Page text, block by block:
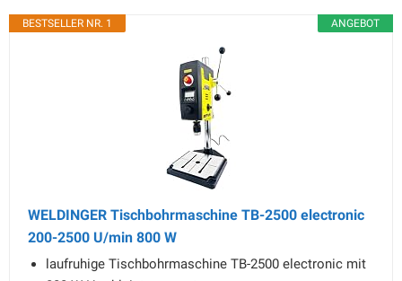
ANGEBOT
BESTSELLER NR. 1
WELDINGER Tischbohrmaschine TB-2500 electronic
200-2500 U/min 800 W
laufruhige Tischbohrmaschine TB-2500 electronic mit